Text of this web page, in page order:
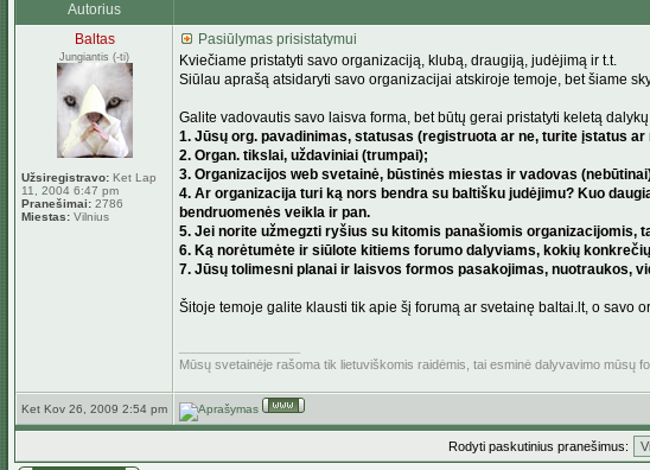
Autorius
Baltas
Jungiantis (-ti)
Užsiregistravo: Ket Lap
11, 2004 6:47 pm
Pranešimai: 2786
Miestas: Vilnius
Pasiūlymas prisistatymui
Kviečiame pristatyti savo organizaciją, klubą, draugiją, judėjimą ir t.t.
Siūlau aprašą atsidaryti savo organizacijai atskiroje temoje, bet šiame
Galite vadovautis savo laisva forma, bet būtų gerai pristatyti keletą
1. Jūsų org. pavadinimas, statusas (registruota ar ne, turite įstatus ar
2. Organ. tikslai, uždaviniai (trumpai);
3. Organizacijos web svetainė, būstinės miestas ir vadovas
4. Ar organizacija turi ką nors bendra su baltišku judėjimu? Kuo
bendruomenės veikla ir pan.
5. Jei norite užmegzti ryšius su kitomis panašiomis organizacijomis,
6. Ką norėtumėte ir siūlote kitiems forumo dalyviams, kokių
7. Jūsų tolimesni planai ir laisvos formos pasakojimas, nuotraukos,
Šitoje temoje galite klausti tik apie šį forumą ar svetainę baltai.lt, o savo
Mūsų svetainėje rašoma tik lietuviškomis raidėmis, tai esminė dalyvavimo mūsų
Ket Kov 26, 2009 2:54 pm
Rodyti paskutinius pranešimus: